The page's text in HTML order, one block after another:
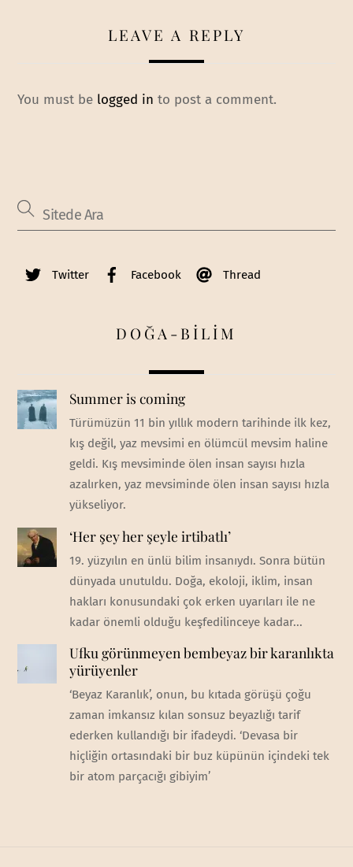
LEAVE A REPLY
You must be logged in to post a comment.
Twitter Facebook Thread
DOĞA-BİLİM
Summer is coming
Türümüzün 11 bin yıllık modern tarihinde ilk kez,
kış değil, yaz mevsimi en ölümcül mevsim haline
geldi. Kış mevsiminde ölen insan sayısı hızla
azalırken, yaz mevsiminde ölen insan sayısı hızla
yükseliyor.
‘Her şey her şeyle irtibatlı’
19. yüzyılın en ünlü bilim insanıydı. Sonra bütün
dünyada unutuldu. Doğa, ekoloji, iklim, insan
hakları konusundaki çok erken uyarıları ile ne
kadar önemli olduğu keşfedilinceye kadar...
Ufku görünmeyen bembeyaz bir karanlıkta
yürüyenler
‘Beyaz Karanlık’, onun, bu kıtada görüşü çoğu
zaman imkansız kılan sonsuz beyazlığı tarif
ederken kullandığı bir ifadeydi. ‘Devasa bir
hiçliğin ortasındaki bir buz küpünün içindeki tek
bir atom parçacığı gibiyim’